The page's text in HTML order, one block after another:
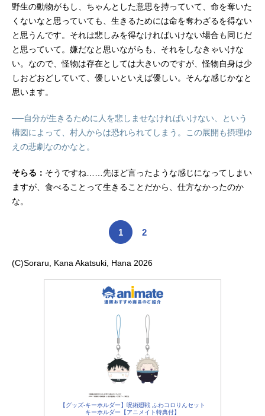
野生の動物がもし、ちゃんとした意思を持っていて、命を奪いた
くないなと思っていても、生きるためには命を奪わざるを得ない
と思うんです。それは悲しみを得なければいけない場合も同じだ
と思っていて。嫌だなと思いながらも、それをしなきゃいけな
い。なので、怪物は存在としては大きいのですが、怪物自身は少
しおどおどしていて、優しいといえば優しい。そんな感じかなと
思います。
──自分が生きるために人を悲しませなければいけない、という
構図によって、村人からは恐れられてしまう。この展開も摂理ゆ
えの悲劇なのかなと。
そらる： そうですね……先ほど言ったような感じになってしまい
ますが、食べることって生きることだから、仕方なかったのか
な。
1 2
(C)Soraru, Kana Akatsuki, Hana 2026
【グッズ-キーホルダー】呪術廻戦 ふわコロりんセット
キーホルダー【アニメイト特典付】